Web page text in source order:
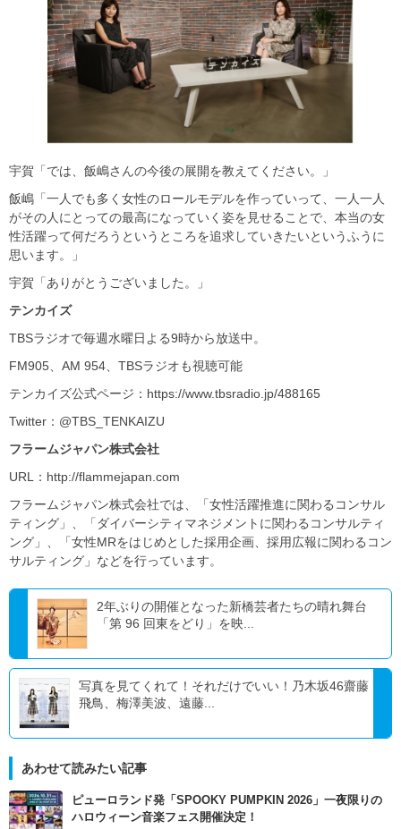
宇賀「では、飯嶋さんの今後の展開を教えてください。」
飯嶋「一人でも多く女性のロールモデルを作っていって、一人一人
がその人にとっての最高になっていく姿を見せることで、本当の女
性活躍って何だろうというところを追求していきたいというふうに
思います。」
宇賀「ありがとうございました。」
テンカイズ
TBSラジオで毎週水曜日よる9時から放送中。
FM905、AM 954、TBSラジオも視聴可能
テンカイズ公式ページ：https://www.tbsradio.jp/488165
Twitter：@TBS_TENKAIZU
フラームジャパン株式会社
URL：http://flammejapan.com
フラームジャパン株式会社では、「女性活躍推進に関わるコンサル
ティング」、「ダイバーシティマネジメントに関わるコンサルティ
ング」、「女性MRをはじめとした採用企画、採用広報に関わるコン
サルティング」などを行っています。
2年ぶりの開催となった新橋芸者たちの晴れ舞台
「第 96 回東をどり」を映...
写真を見てくれて！それだけでいい！乃木坂46齋藤
飛鳥、梅澤美波、遠藤...
あわせて読みたい記事
ピューロランド発「SPOOKY PUMPKIN 2026」一夜限りの
ハロウィーン音楽フェス開催決定！